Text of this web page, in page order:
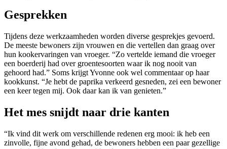
Gesprekken
Tijdens deze werkzaamheden worden diverse gesprekjes gevoerd.
De meeste bewoners zijn vrouwen en die vertellen dan graag over
hun kookervaringen van vroeger. “Zo vertelde iemand die vroeger
een boerderij had over groentesoorten waar ik nog nooit van
gehoord had.” Soms krijgt Yvonne ook wel commentaar op haar
kookkunst. “Je hebt de paprika verkeerd gesneden, zei een bewoner
een keer tegen mij. Ook daar kan ik van genieten.”
Het mes snijdt naar drie kanten
“Ik vind dit werk om verschillende redenen erg mooi: ik heb een
zinvolle, fijne avond gehad, de bewoners hebben een paar gezellige